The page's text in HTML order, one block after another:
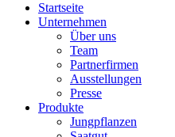
Startseite
Unternehmen
Über uns
Team
Partnerfirmen
Ausstellungen
Presse
Produkte
Jungpflanzen